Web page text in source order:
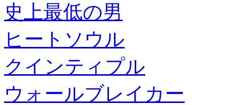
史上最低の男
ヒートソウル
クインティプル
ウォールブレイカー